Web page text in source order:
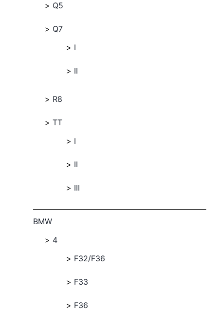
Q5
Q7
I
II
R8
TT
I
II
III
BMW
4
F32/F36
F33
F36